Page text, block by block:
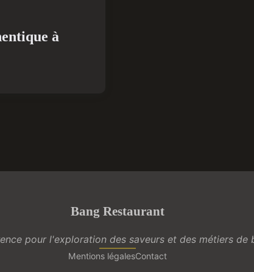
à
Bang Restaurant
pour l'exploration des saveurs et des métiers de
Mentions légalesContact